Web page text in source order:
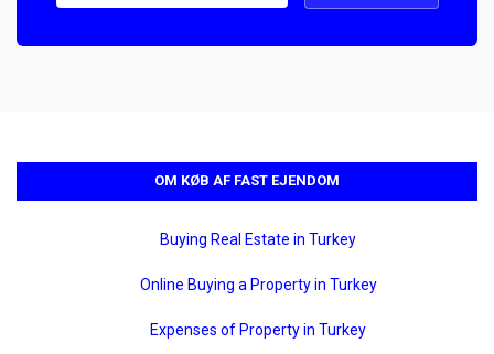
OM KØB AF FAST EJENDOM
Buying Real Estate in Turkey
Online Buying a Property in Turkey
Expenses of Property in Turkey